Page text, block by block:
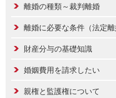
離婚の種類～裁判離婚
離婚に必要な条件（法定離
財産分与の基礎知識
婚姻費用を請求したい
親権と監護権について